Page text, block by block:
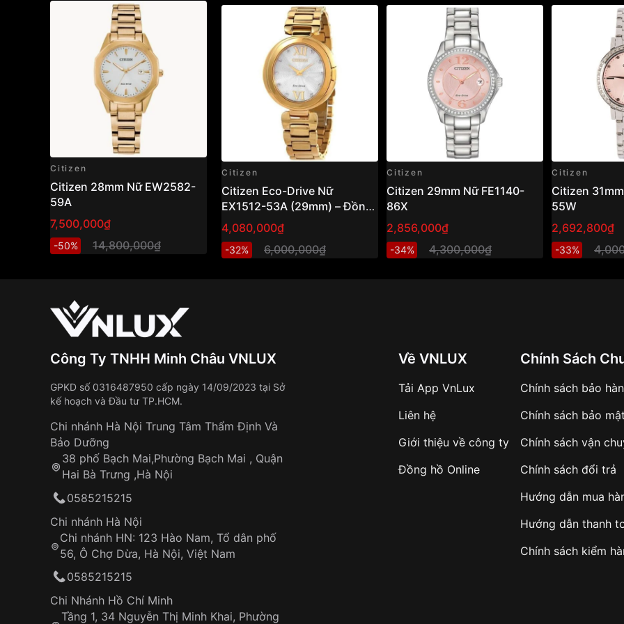
Citizen
Citizen 28mm Nữ EW2582-
59A
7,500,000₫
-50% 14,800,000₫
Citizen
Citizen Eco-Drive Nữ
EX1512-53A (29mm) – Đồng
hồ nữ năng lượng ánh sáng,
thiết kế thanh lịch hiện đại
4,080,000₫
-32% 6,000,000₫
Citizen
Citizen 29mm Nữ FE1140-
86X
2,856,000₫
-34% 4,300,000₫
Citizen
Citizen
55W
2,692,800₫
-33%
Công Ty TNHH Minh Châu VNLUX
GPKD số 0316487950 cấp ngày 14/09/2023 tại Sở
kế hoạch và Đầu tư TP.HCM.
Chi nhánh Hà Nội Trung Tâm Thẩm Định Và
Bảo Dưỡng
38 phố Bạch Mai,Phường Bạch Mai , Quận
Hai Bà Trưng ,Hà Nội
0585215215
Chi nhánh Hà Nội
Chi nhánh HN: 123 Hào Nam, Tổ dân phố
56, Ô Chợ Dừa, Hà Nội, Việt Nam
0585215215
Chi Nhánh Hồ Chí Minh
Tầng 1, 34 Nguyễn Thị Minh Khai, Phường
Về VNLUX
Tải App VnLux
Liên hệ
Giới thiệu về công ty
Đồng hồ Online
Chính Sách
Chính sách bảo
Chính sách bảo mật
Chính sách vận
Chính sách đổi trả
Hướng dẫn mua
Hướng dẫn thanh
Chính sách kiểm